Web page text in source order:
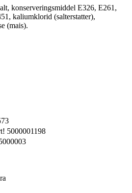
konserveringsmiddel E326, E261,
kaliumklorid (salterstatter),
(mais).
5000001198